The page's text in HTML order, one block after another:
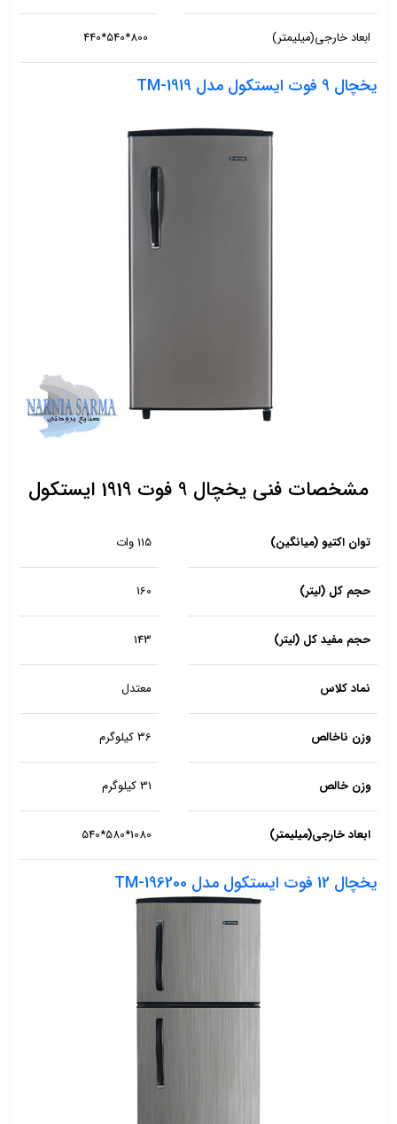
ابعاد خارجی(میلیمتر) 800*540*440
یخچال 9 فوت ایستکول مدل TM-1919
مشخصات فنی یخچال 9 فوت 1919 ایستکول
توان اکتیو (میانگین) 115 وات
حجم کل (لیتر) 160
حجم مفید کل (لیتر) 143
نماد کلاس معتدل
وزن ناخالص 36 کیلوگرم
وزن خالص 31 کیلوگرم
ابعاد خارجی(میلیمتر) 1080*580*540
یخچال 12 فوت ایستکول مدل TM-196200